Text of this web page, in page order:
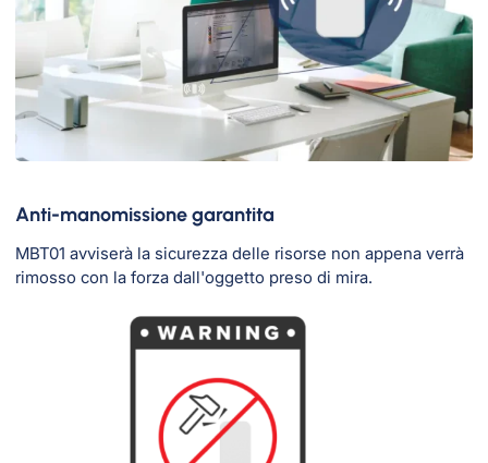
Anti-manomissione garantita
MBT01 avviserà la sicurezza delle risorse non appena verrà
rimosso con la forza dall'oggetto preso di mira.